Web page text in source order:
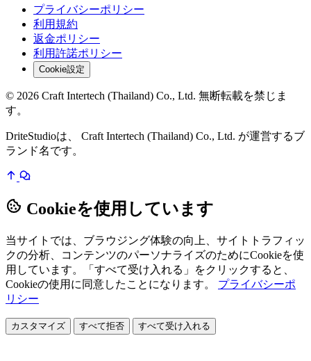
プライバシーポリシー
利用規約
返金ポリシー
利用許諾ポリシー
Cookie設定
© 2026 Craft Intertech (Thailand) Co., Ltd. 無断転載を禁じま
す。
DriteStudioは、 Craft Intertech (Thailand) Co., Ltd. が運営するブ
ランド名です。
Cookieを使用しています
当サイトでは、ブラウジング体験の向上、サイトトラフィッ
クの分析、コンテンツのパーソナライズのためにCookieを使
用しています。「すべて受け入れる」をクリックすると、
Cookieの使用に同意したことになります。 プライバシーポ
リシー
カスタマイズ すべて拒否 すべて受け入れる